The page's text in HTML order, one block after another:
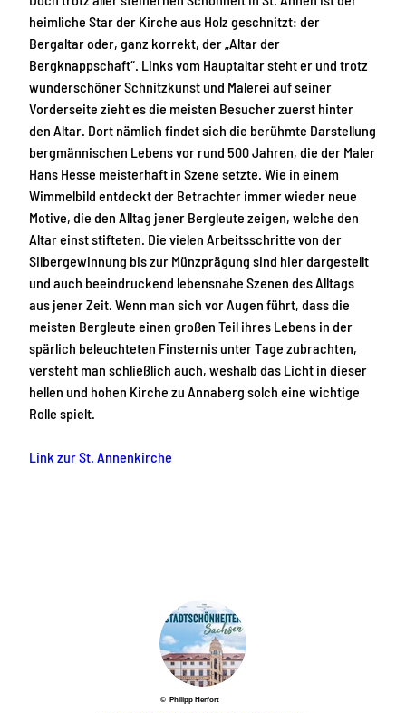
heimliche Star der Kirche aus Holz geschnitzt: der
Bergaltar oder, ganz korrekt, der „Altar der
Bergknappschaft“. Links vom Hauptaltar steht er und trotz
wunderschöner Schnitzkunst und Malerei auf seiner
Vorderseite zieht es die meisten Besucher zuerst hinter
den Altar. Dort nämlich findet sich die berühmte Darstellung
bergmännischen Lebens vor rund 500 Jahren, die der Maler
Hans Hesse meisterhaft in Szene setzte. Wie in einem
Wimmelbild entdeckt der Betrachter immer wieder neue
Motive, die den Alltag jener Bergleute zeigen, welche den
Altar einst stifteten. Die vielen Arbeitsschritte von der
Silbergewinnung bis zur Münzprägung sind hier dargestellt
und auch beeindruckend lebensnahe Szenen des Alltags
aus jener Zeit. Wenn man sich vor Augen führt, dass die
meisten Bergleute einen großen Teil ihres Lebens in der
spärlich beleuchteten Finsternis unter Tage zubrachten,
versteht man schließlich auch, weshalb das Licht in dieser
hellen und hohen Kirche zu Annaberg solch eine wichtige
Rolle spielt.
Link zur St. Annenkirche
© Philipp Herfort